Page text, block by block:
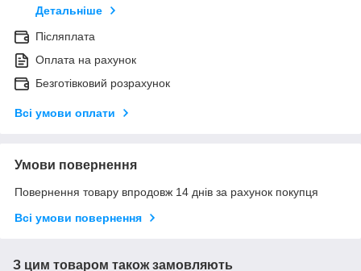
Детальніше
Післяплата
Оплата на рахунок
Безготівковий розрахунок
Всі умови оплати
Умови повернення
Повернення товару впродовж 14 днів за рахунок покупця
Всі умови повернення
З цим товаром також замовляють